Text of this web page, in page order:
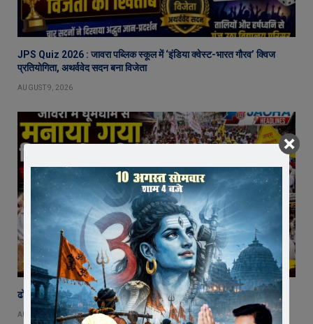
JPS Quiz 2026 : जावरा पब्लिक स्कूल में ‘इंडिया क्वेस्ट-भारत गौरव’ क्विज
प्रतियोगिता, अथर्ववेद सदन बना विजेता
AUGUST 9, 2026
ढोल-मांदल की थाप पर गूंजा जावरा, विश्व आदिवासी दिवस पर उमड़ा जनसैलाब
AUGUST 9, 2026